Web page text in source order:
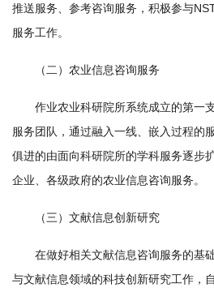
农
业
馆
推送服务、参考咨询服务，积极参与
服务工作。
（二）农业信息咨询服务
作业农业科研院所系统成立的第一
服务团队，通过融入一线、嵌入过程的
俱进的由面向科研院所的学科服务逐步
企业、各级政府的农业信息咨询服务。
（三）文献信息创新研究
在做好相关文献信息咨询服务的基
与文献信息领域的科技创新研究工作，